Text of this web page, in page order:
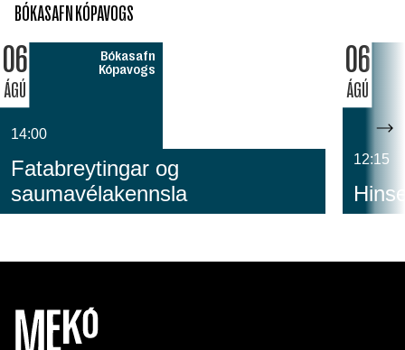
BÓKASAFN KÓPAVOGS
06
ÁGÚ
Bókasafn
Kópavogs
14:00
Fatabreytingar og
saumavélakennsla
06
ÁGÚ
12:15